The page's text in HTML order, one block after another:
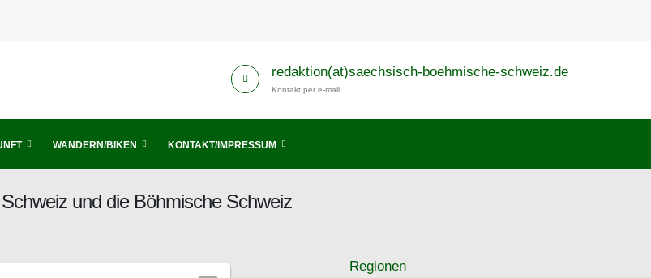
redaktion(at)saechsisch-boehmische-schweiz.de
Kontakt per e-mail
WANDERN/BIKEN KONTAKT/IMPRESSUM
und die Böhmische Schweiz
Regionen